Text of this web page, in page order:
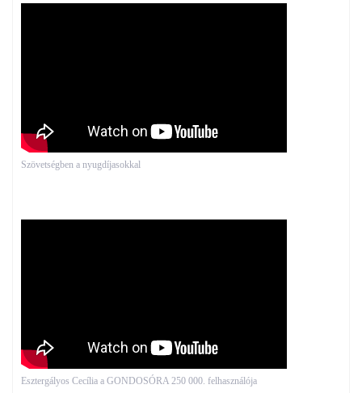
Szövetségben a nyugdíjasokkal
Esztergályos Cecília a GONDOSÓRA 250 000. felhasználója